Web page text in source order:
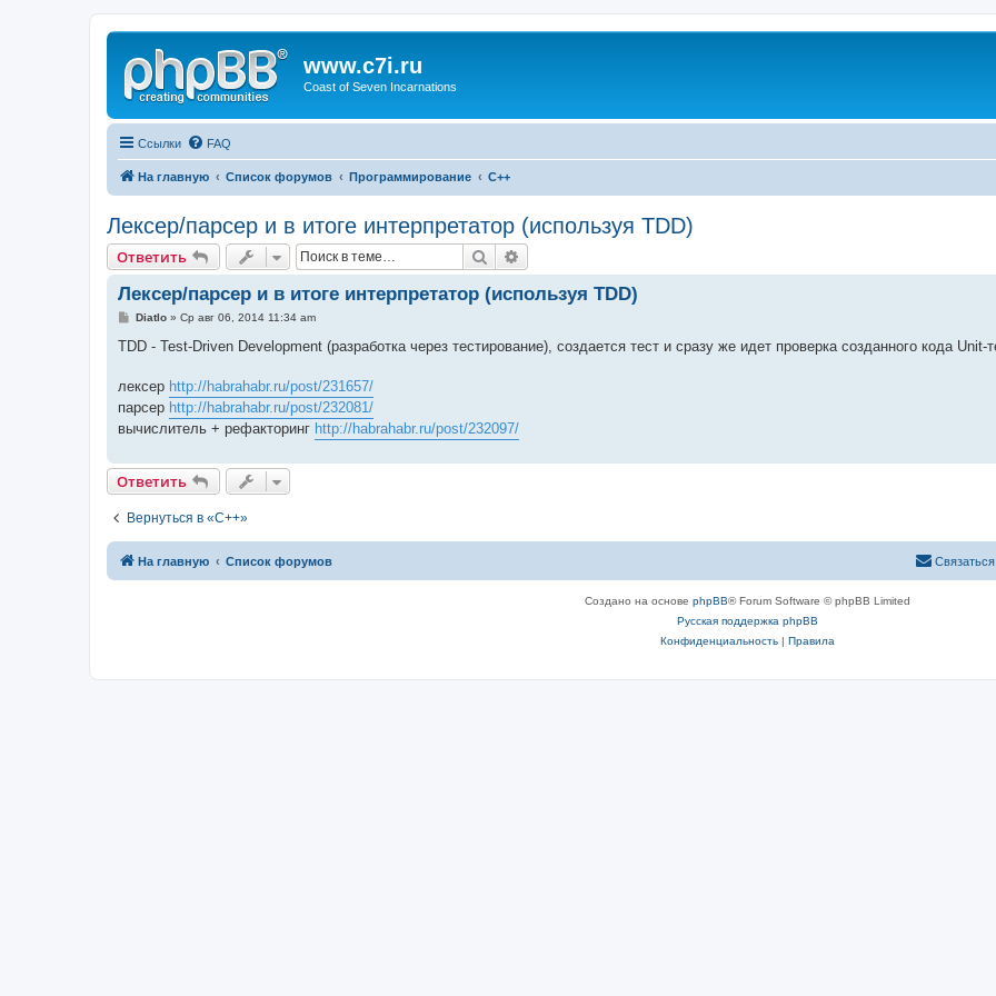
www.c7i.ru
Coast of Seven Incarnations
Ссылки FAQ
На главную Список форумов Программирование C++
Лексер/парсер и в итоге интерпретатор (используя TDD)
Ответить Поиск
Лексер/парсер и в итоге интерпретатор (используя TDD)
С
о
е
и
Diatlo» Ср авг 06, 2014 11:34 am
TDD - Test-Driven Development (разработка через тестирование), создается тест и сразу же идет проверка созданного кода Unit-
лексер http://habrahabr.ru/post/231657/
парсер http://habrahabr.ru/post/232081/
вычислитель + рефакторинг http://habrahabr.ru/post/232097/
Ответить
Вернуться в «C++»
На главную Список форумов
Создано на основе phpBB® Forum Software © phpBB Limited
Русская поддержка phpBB
Конфиденциальность| Правила